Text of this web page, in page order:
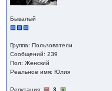
Бывалый
Группа: Пользователи
Сообщений: 239
Пол: Женский
Реальное имя: Юлия
Репутация: 3